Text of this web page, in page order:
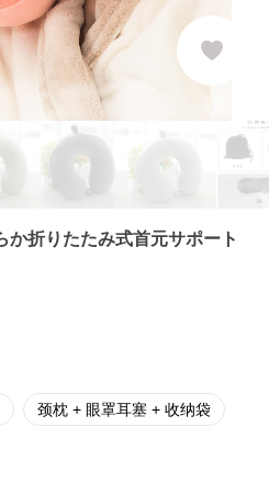
か折りたたみ式首元サポート
颈枕 + 眼罩耳塞 + 收纳袋